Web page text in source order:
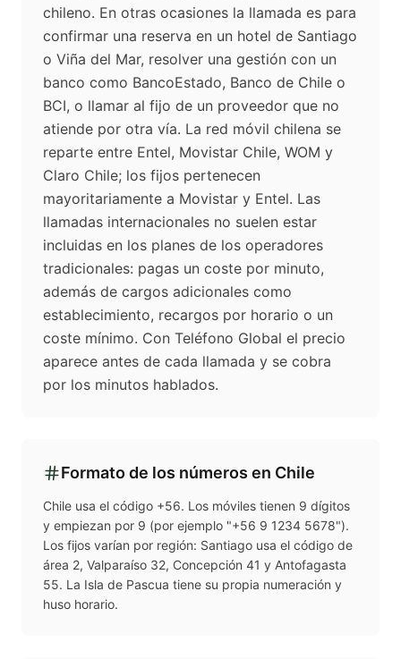
chileno. En otras ocasiones la llamada es para
confirmar una reserva en un hotel de Santiago
o Viña del Mar, resolver una gestión con un
banco como BancoEstado, Banco de Chile o
BCI, o llamar al fijo de un proveedor que no
atiende por otra vía. La red móvil chilena se
reparte entre Entel, Movistar Chile, WOM y
Claro Chile; los fijos pertenecen
mayoritariamente a Movistar y Entel. Las
llamadas internacionales no suelen estar
incluidas en los planes de los operadores
tradicionales: pagas un coste por minuto,
además de cargos adicionales como
establecimiento, recargos por horario o un
coste mínimo. Con Teléfono Global el precio
aparece antes de cada llamada y se cobra
por los minutos hablados.
Formato de los números en Chile
Chile usa el código +56. Los móviles tienen 9 dígitos
y empiezan por 9 (por ejemplo "+56 9 1234 5678").
Los fijos varían por región: Santiago usa el código de
área 2, Valparaíso 32, Concepción 41 y Antofagasta
55. La Isla de Pascua tiene su propia numeración y
huso horario.